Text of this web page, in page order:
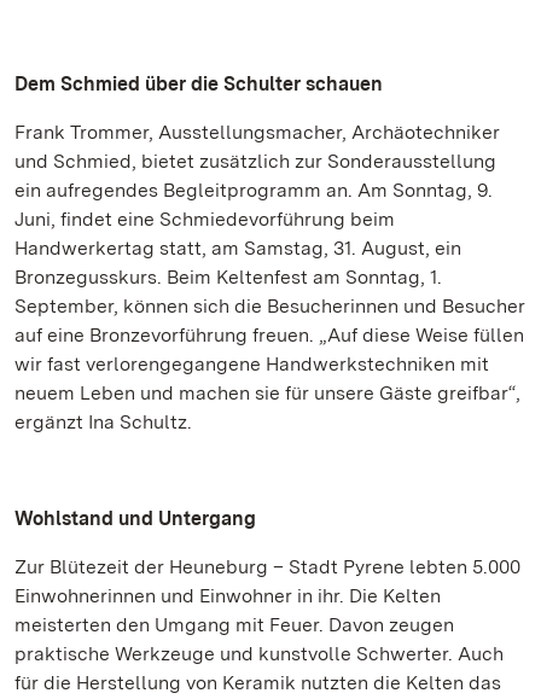
Dem Schmied über die Schulter schauen
Frank Trommer, Ausstellungsmacher, Archäotechniker
und Schmied, bietet zusätzlich zur Sonderausstellung
ein aufregendes Begleitprogramm an. Am Sonntag, 9.
Juni, findet eine Schmiedevorführung beim
Handwerkertag statt, am Samstag, 31. August, ein
Bronzegusskurs. Beim Keltenfest am Sonntag, 1.
September, können sich die Besucherinnen und Besucher
auf eine Bronzevorführung freuen. „Auf diese Weise füllen
wir fast verlorengegangene Handwerkstechniken mit
neuem Leben und machen sie für unsere Gäste greifbar“,
ergänzt Ina Schultz.
Wohlstand und Untergang
Zur Blütezeit der Heuneburg – Stadt Pyrene lebten 5.000
Einwohnerinnen und Einwohner in ihr. Die Kelten
meisterten den Umgang mit Feuer. Davon zeugen
praktische Werkzeuge und kunstvolle Schwerter. Auch
für die Herstellung von Keramik nutzten die Kelten das